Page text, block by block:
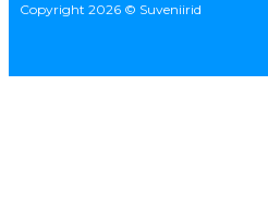
Copyright 2026 © Suveniirid